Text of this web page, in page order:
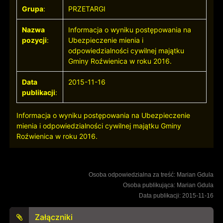
Grupa: PRZETARGI
Nazwa
pozycji:
Informacja o wyniku postępowania na
Ubezpieczenie mienia i
odpowiedzialności cywilnej majątku
Gminy Roźwienica w roku 2016.
Data
publikacji:
2015-11-16
Informacja o wyniku postępowania na Ubezpieczenie
mienia i odpowiedzialności cywilnej majątku Gminy
Roźwienica w roku 2016.
Osoba odpowiedzialna za treść: Marian Gdula
Osoba publikująca: Marian Gdula
Data publikacji: 2015-11-16
Załączniki